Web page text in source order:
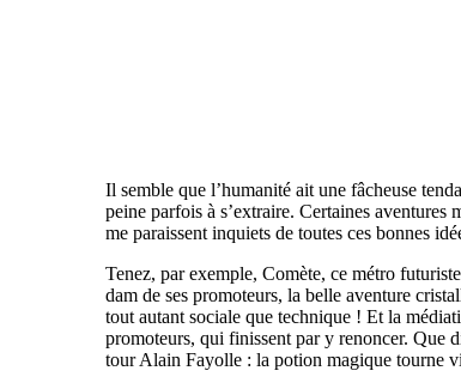
Il semble que l’humanité ait une fâcheuse
peine parfois à s’extraire. Certaines aventures
me paraissent inquiets de toutes ces bonnes
Tenez, par exemple, Comète, ce métro
dam de ses promoteurs, la belle aventure
tout autant sociale que technique ! Et la
promoteurs, qui finissent par y renoncer. Que
tour Alain Fayolle : la potion magique tourne